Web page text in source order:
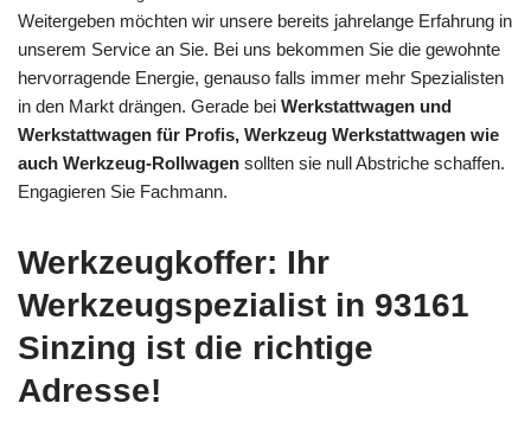
Weitergeben möchten wir unsere bereits jahrelange Erfahrung in
unserem Service an Sie. Bei uns bekommen Sie die gewohnte
hervorragende Energie, genauso falls immer mehr Spezialisten
in den Markt drängen. Gerade bei Werkstattwagen und
Werkstattwagen für Profis, Werkzeug Werkstattwagen wie
auch Werkzeug-Rollwagen sollten sie null Abstriche schaffen.
Engagieren Sie Fachmann.
Werkzeugkoffer: Ihr
Werkzeugspezialist in 93161
Sinzing ist die richtige
Adresse!